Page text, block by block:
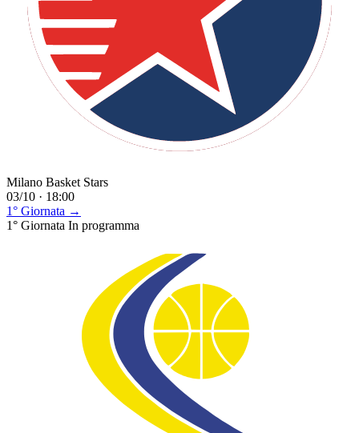
Milano Basket Stars
03/10 · 18:00
1° Giornata →
1° Giornata In programma